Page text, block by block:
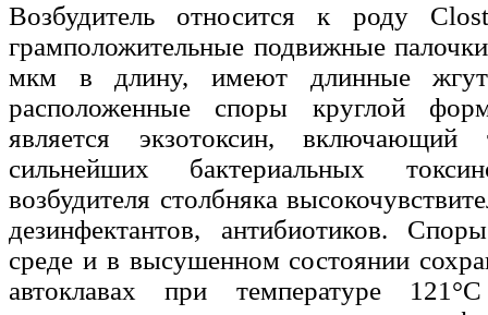
Возбудитель относится к роду
грамположительные подвижные
мкм в длину, имеют длинные
расположенные споры круглой
является экзотоксин,
сильнейших бактериальных
возбудителя столбняка
дезинфектантов, антибиотиков.
среде и в высушенном состоянии
автоклавах при температуре